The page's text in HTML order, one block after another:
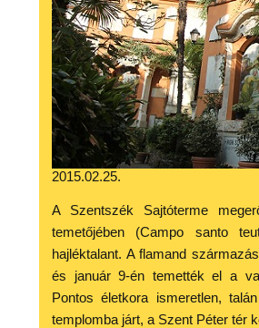
2015.02.25.
A Szentszék Sajtóterme
temetőjében (Campo santo
hajléktalant. A flamand
és január 9-én temették el a
Pontos életkora ismeretlen,
templomba járt, a Szent Péter tér